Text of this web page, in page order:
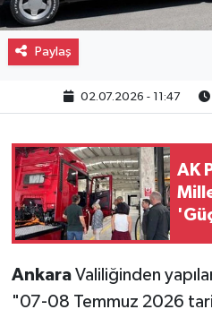
Paylaş
02.07.2026 - 11:47
AK
AnkaraValiliğinden
"07-08 Temmuz 2026